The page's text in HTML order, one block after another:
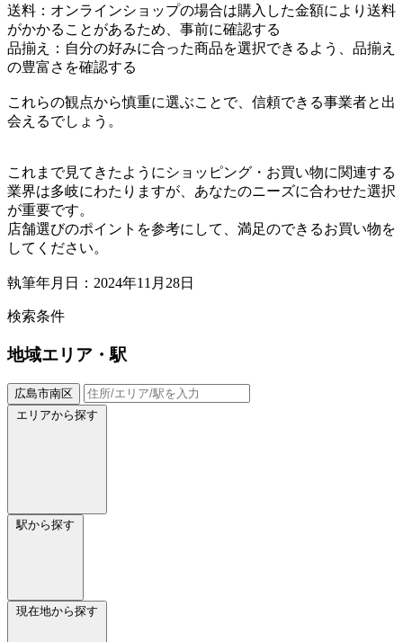
送料：オンラインショップの場合は購入した金額により送料
がかかることがあるため、事前に確認する
品揃え：自分の好みに合った商品を選択できるよう、品揃え
の豊富さを確認する
これらの観点から慎重に選ぶことで、信頼できる事業者と出
会えるでしょう。
これまで見てきたようにショッピング・お買い物に関連する
業界は多岐にわたりますが、あなたのニーズに合わせた選択
が重要です。
店舗選びのポイントを参考にして、満足のできるお買い物を
してください。
執筆年月日：2024年11月28日
検索条件
地域エリア・駅
広島市南区
エリアから探す
駅から探す
現在地から探す